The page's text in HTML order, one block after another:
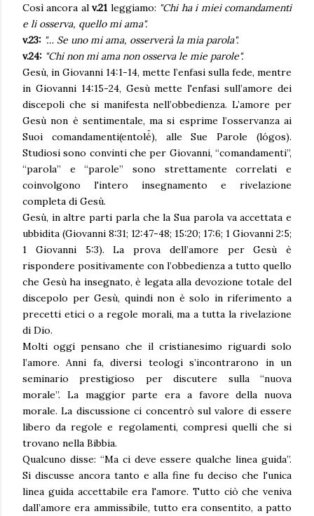
Così ancora alv.21 leggiamo: "Chi ha i miei comandamenti
e li osserva, quello mi ama".
v.23: "… Se uno mi ama, osserverà la mia parola".
v.24: "Chi non mi ama non osserva le mie parole".
Gesù, in Giovanni 14:1-14, mette l’enfasi sulla fede, mentre
in Giovanni 14:15-24, Gesù mette l'enfasi sull’amore dei
discepoli che si manifesta nell’obbedienza. L’amore per
Gesù non è sentimentale, ma si esprime l’osservanza ai
Suoi comandamenti(entolé̄), alle Sue Parole (lógos).
Studiosi sono convinti che per Giovanni, “comandamenti”,
“parola” e “parole” sono strettamente correlati e
coinvolgono l'intero insegnamento e rivelazione
completa di Gesù.
Gesù, in altre parti parla che la Sua parola va accettata e
ubbidita (Giovanni 8:31; 12:47-48; 15:20; 17:6; 1 Giovanni 2:5;
1 Giovanni 5:3). La prova dell’amore per Gesù è
rispondere positivamente con l’obbedienza a tutto quello
che Gesù ha insegnato, è legata alla devozione totale del
discepolo per Gesù, quindi non è solo in riferimento a
precetti etici o a regole morali, ma a tutta la rivelazione
di Dio.
Molti oggi pensano che il cristianesimo riguardi solo
l’amore. Anni fa, diversi teologi s’incontrarono in un
seminario prestigioso per discutere sulla “nuova
morale”. La maggior parte era a favore della nuova
morale. La discussione ci concentrò sul valore di essere
libero da regole e regolamenti, compresi quelli che si
trovano nella Bibbia.
Qualcuno disse: “Ma ci deve essere qualche linea guida”.
Si discusse ancora tanto e alla fine fu deciso che l'unica
linea guida accettabile era l'amore. Tutto ciò che veniva
dall’amore era ammissibile, tutto era consentito, a patto